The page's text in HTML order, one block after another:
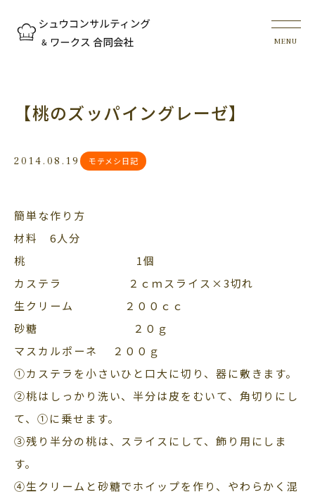
【桃のズッパイングレーゼ】
2014.08.19 モテメシ日記
簡単な作り方
材料 6人分
桃 1個
カステラ ２ｃｍスライス×3切れ
生クリーム ２００ｃｃ
砂糖 ２０ｇ
マスカルポーネ ２００ｇ
①カステラを小さいひと口大に切り、器に敷きます。
②桃はしっかり洗い、半分は皮をむいて、角切りにし
て、①に乗せます。
③残り半分の桃は、スライスにして、飾り用にしま
す。
④生クリームと砂糖でホイップを作り、やわらかく混